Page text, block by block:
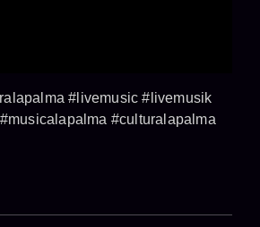
#livemusic #livemusik
#culturalapalma